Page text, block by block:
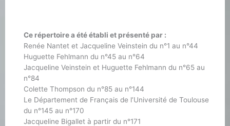
Ce répertoire a été établi et présenté par :
Renée Nantet et Jacqueline Veinstein du n°1 au n°44
Huguette Fehlmann du n°45 au n°64
Jacqueline Veinstein et Huguette Fehlmann du n°65 au
n°84
Colette Thompson du n°85 au n°144
Le Département de Français de l’Université de Toulouse
du n°145 au n°170
Jacqueline Bigallet à partir du n°171